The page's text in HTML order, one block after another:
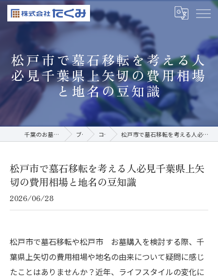
松戸市で墓石移転を考える人
必見千葉県上矢切の費用相場
と地名の豆知識
千葉のお墓なら株式会社たくみ ブログ コラム 松戸市で墓石移転を考える人必見千葉県上矢切の費用相場と地名の豆知識
松戸市で墓石移転を考える人必見千葉県上矢
切の費用相場と地名の豆知識
2026/06/28
松戸市で墓石移転や松戸市 お墓購入を検討する際、千
葉県上矢切の費用相場や地名の由来について疑問に感じ
たことはありませんか？近年、ライフスタイルの変化に